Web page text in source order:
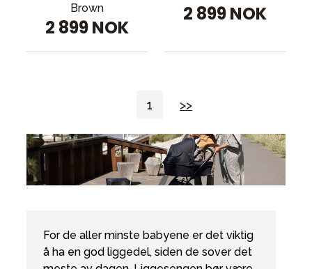
Brown
2 899 NOK
2 899 NOK
1 >>
For de aller minste babyene er det viktig
å ha en god liggedel, siden de sover det